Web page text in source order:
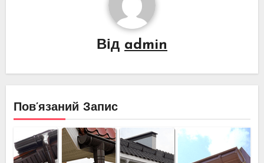
Від admin
Пов’язаний Запис